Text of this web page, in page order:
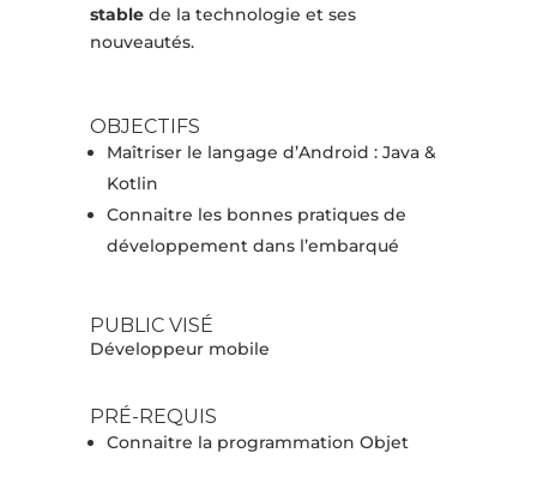
stablede la technologie et ses
nouveautés.
OBJECTIFS
Maîtriser le langage d’Android : Java &
Kotlin
Connaitre les bonnes pratiques de
développement dans l’embarqué
PUBLIC VISÉ
Développeur mobile
PRÉ-REQUIS
Connaitre la programmation Objet